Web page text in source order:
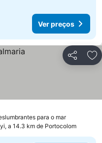
Ver preços
Partilhar
para o marVer
a 14.3 km de Portocolom